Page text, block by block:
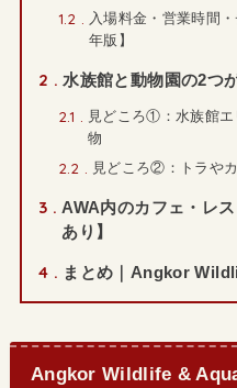
1.2
入場料金・営業時間
年版】
2 水族館と動物園の2つ
2.1
見どころ①：水族館エ
物
2.2 見どころ②：トラや
3
AWA内のカフェ・レ
あり】
4 まとめ｜Angkor
Angkor Wildlife &